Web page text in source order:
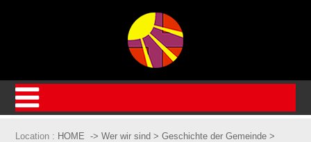
Location : HOME -> Wer wir sind > Geschichte der Gemeinde >